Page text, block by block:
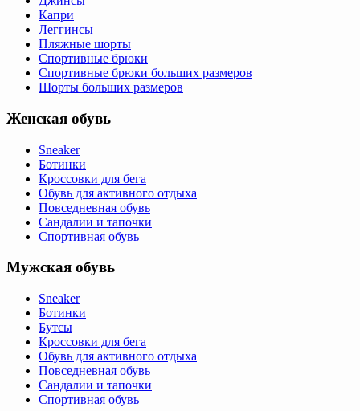
Капри
Леггинсы
Пляжные шорты
Спортивные брюки
Спортивные брюки больших размеров
Шорты больших размеров
Женская обувь
Sneaker
Ботинки
Кроссовки для бега
Обувь для активного отдыха
Повседневная обувь
Сандалии и тапочки
Спортивная обувь
Мужская обувь
Sneaker
Ботинки
Бутсы
Кроссовки для бега
Обувь для активного отдыха
Повседневная обувь
Сандалии и тапочки
Спортивная обувь